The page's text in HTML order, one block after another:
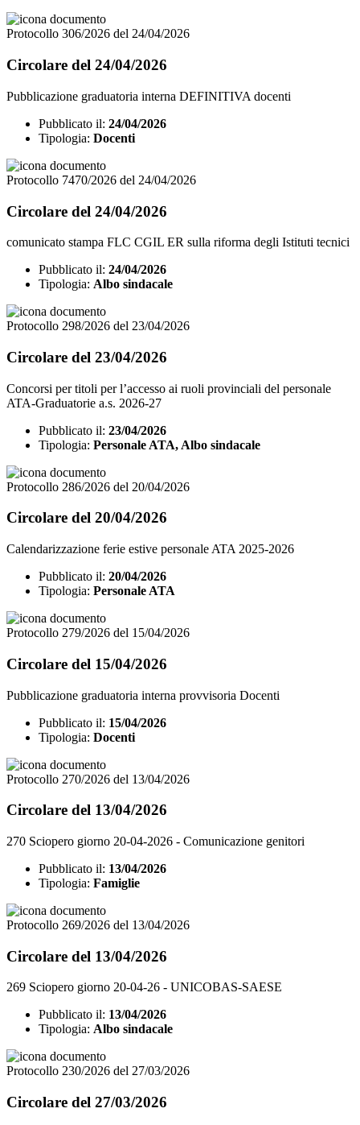
Protocollo 306/2026 del 24/04/2026
Circolare del 24/04/2026
Pubblicazione graduatoria interna DEFINITIVA docenti
Pubblicato il: 24/04/2026
Tipologia: Docenti
Protocollo 7470/2026 del 24/04/2026
Circolare del 24/04/2026
comunicato stampa FLC CGIL ER sulla riforma degli Istituti tecnici
Pubblicato il: 24/04/2026
Tipologia: Albo sindacale
Protocollo 298/2026 del 23/04/2026
Circolare del 23/04/2026
Concorsi per titoli per l’accesso ai ruoli provinciali del personale
ATA-Graduatorie a.s. 2026-27
Pubblicato il: 23/04/2026
Tipologia: Personale ATA, Albo sindacale
Protocollo 286/2026 del 20/04/2026
Circolare del 20/04/2026
Calendarizzazione ferie estive personale ATA 2025-2026
Pubblicato il: 20/04/2026
Tipologia: Personale ATA
Protocollo 279/2026 del 15/04/2026
Circolare del 15/04/2026
Pubblicazione graduatoria interna provvisoria Docenti
Pubblicato il: 15/04/2026
Tipologia: Docenti
Protocollo 270/2026 del 13/04/2026
Circolare del 13/04/2026
270 Sciopero giorno 20-04-2026 - Comunicazione genitori
Pubblicato il: 13/04/2026
Tipologia: Famiglie
Protocollo 269/2026 del 13/04/2026
Circolare del 13/04/2026
269 Sciopero giorno 20-04-26 - UNICOBAS-SAESE
Pubblicato il: 13/04/2026
Tipologia: Albo sindacale
Protocollo 230/2026 del 27/03/2026
Circolare del 27/03/2026